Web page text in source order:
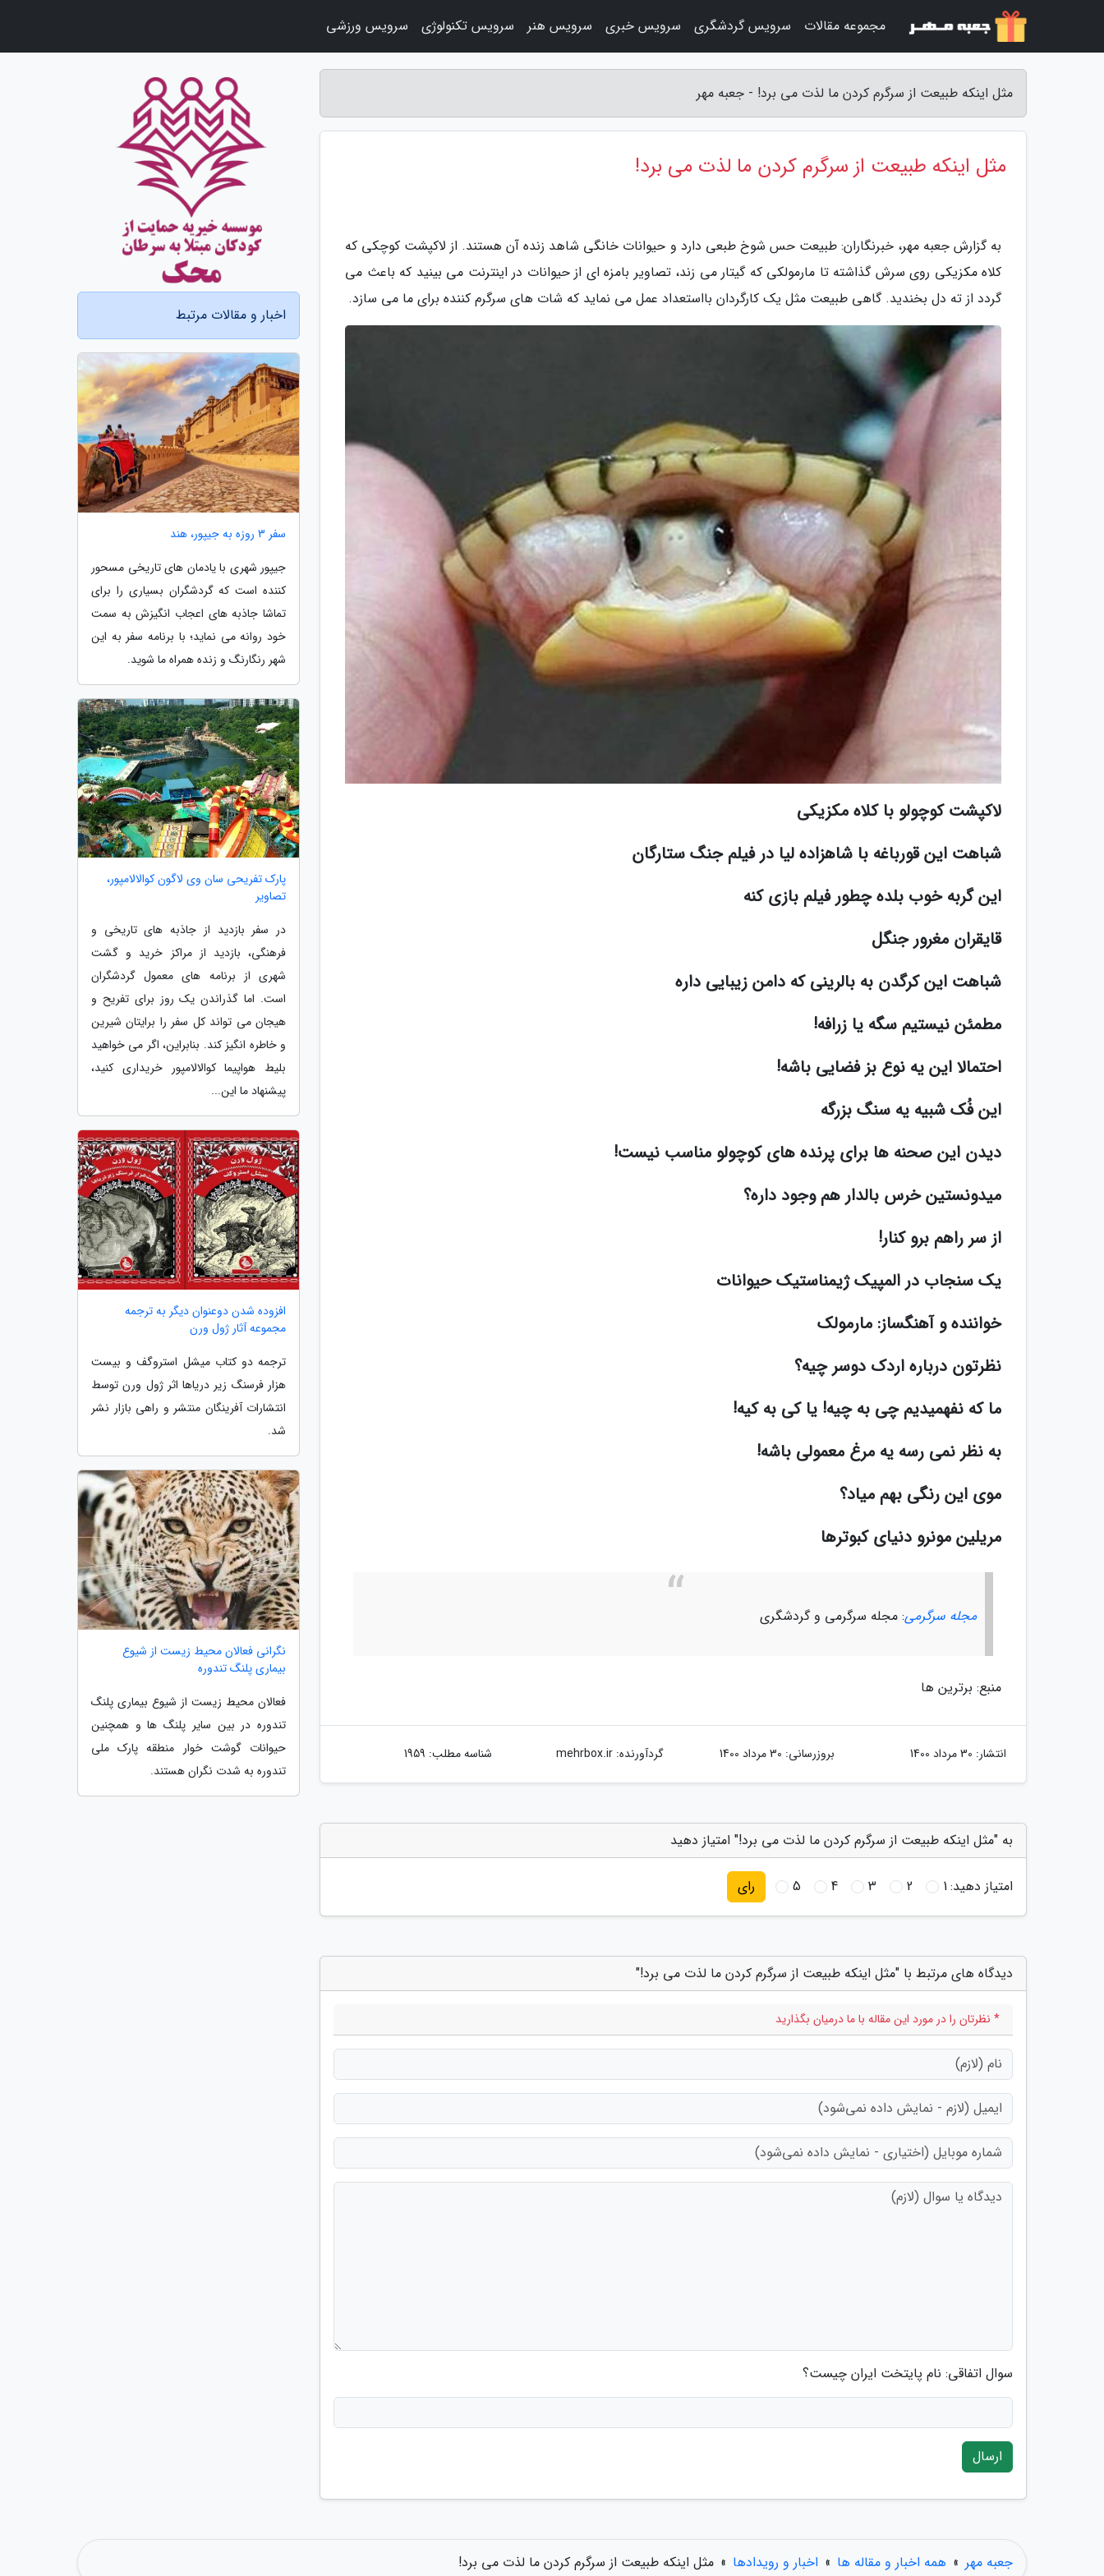
مثل اینکه طبیعت از سرگرم کردن ما لذت می برد! - جعبه مهر
مثل اینکه طبیعت از سرگرم کردن ما لذت می برد!
به گزارش جعبه مهر، خبرنگاران: طبیعت حس شوخ طبعی دارد و حیوانات خانگی شاهد زنده آن هستند. از لاکپشت کوچکی که
کلاه مکزیکی روی سرش گذاشته تا مارمولکی که گیتار می زند، تصاویر بامزه ای از حیوانات در اینترنت می بینید که باعث می
گردد از ته دل بخندید. گاهی طبیعت مثل یک کارگردان بااستعداد عمل می نماید که شات های سرگرم کننده برای ما می سازد.
لاکپشت کوچولو با کلاه مکزیکی
شباهت این قورباغه با شاهزاده لیا در فیلم جنگ ستارگان
این گربه خوب بلده چطور فیلم بازی کنه
قایقران مغرور جنگل
شباهت این کرگدن به بالرینی که دامن زیبایی داره
مطمئن نیستیم سگه یا زرافه!
احتمالا این یه نوع بز فضایی باشه!
این فُک شبیه یه سنگ بزرگه
دیدن این صحنه ها برای پرنده های کوچولو مناسب نیست!
میدونستین خرس بالدار هم وجود داره؟
از سر راهم برو کنار!
یک سنجاب در المپیک ژیمناستیک حیوانات
خواننده و آهنگساز: مارمولک
نظرتون درباره اردک دوسر چیه؟
ما که نفهمیدیم چی به چیه! یا کی به کیه!
به نظر نمی رسه یه مرغ معمولی باشه!
موی این رنگی بهم میاد؟
مریلین مونرو دنیای کبوترها
مجله سرگرمی: مجله سرگرمی و گردشگری
منبع: برترین ها
انتشار: 30 مرداد 1400 بروزرسانی: 30 مرداد 1400 گردآورنده:mehrbox.ir شناسه مطلب: 1959
به "مثل اینکه طبیعت از سرگرم کردن ما لذت می برد!" امتیاز دهید
امتیاز دهید:1
2
3
4
5 رای
دیدگاه های مرتبط با "مثل اینکه طبیعت از سرگرم کردن ما لذت می برد!"
* نظرتان را در مورد این مقاله با ما درمیان بگذارید
سوال اتفاقی: نام پایتخت ایران چیست؟
ارسال
اخبار و مقالات مرتبط
سفر 3 روزه به جیپور، هند
جیپور شهری با یادمان های تاریخی مسحور
کننده است که گردشگران بسیاری را برای
تماشا جاذبه های اعجاب انگیزش به سمت
خود روانه می نماید؛ با برنامه سفر به این
شهر رنگارنگ و زنده همراه ما شوید.
پارک تفریحی سان وی لاگون کوالالامپور،
تصاویر
در سفر بازدید از جاذبه های تاریخی و
فرهنگی، بازدید از مراکز خرید و گشت
شهری از برنامه های معمول گردشگران
است. اما گذراندن یک روز برای تفریح و
هیجان می تواند کل سفر را برایتان شیرین
و خاطره انگیز کند. بنابراین، اگر می خواهید
بلیط هواپیما کوالالامپور خریداری کنید،
پیشنهاد ما این...
افزوده شدن دوعنوان دیگر به ترجمه
مجموعه آثار ژول ورن
ترجمه دو کتاب میشل استروگف و بیست
هزار فرسنگ زیر دریاها اثر ژول ورن توسط
انتشارات آفرینگان منتشر و راهی بازار نشر
شد.
نگرانی فعالان محیط زیست از شیوع
بیماری پلنگ تندوره
فعالان محیط زیست از شیوع بیماری پلنگ
تندوره در بین سایر پلنگ ها و همچنین
حیوانات گوشت خوار منطقه پارک ملی
تندوره به شدت نگران هستند.
جعبه مهر » همه اخبار و مقاله ها » اخبار و رویدادها » مثل اینکه طبیعت از سرگرم کردن ما لذت می برد!
مجموعه مقالات سرویس گردشگری سرویس خبری سرویس هنر سرویس تکنولوژی سرویس ورزشی